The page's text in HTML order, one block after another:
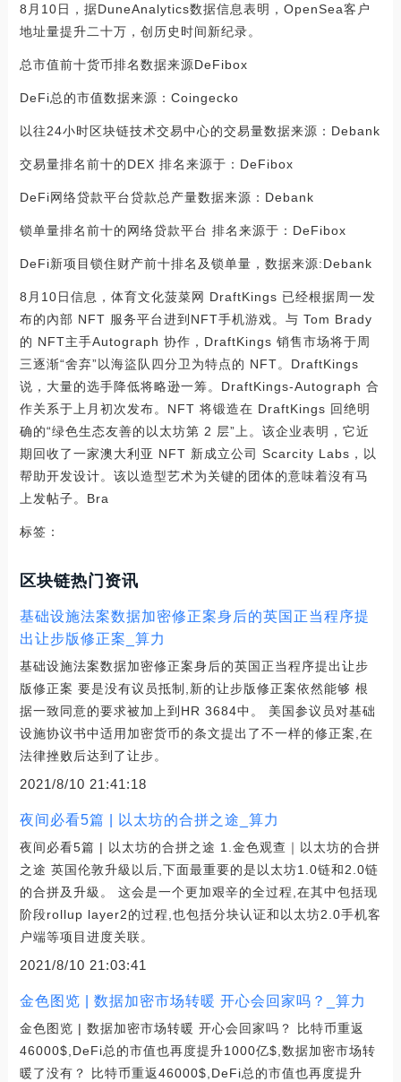
8月10日，据DuneAnalytics数据信息表明，OpenSea客户
地址量提升二十万，创历史时间新纪录。
总市值前十货币排名数据来源DeFibox
DeFi总的市值数据来源：Coingecko
以往24小时区块链技术交易中心的交易量数据来源：Debank
交易量排名前十的DEX 排名来源于：DeFibox
DeFi网络贷款平台贷款总产量数据来源：Debank
锁单量排名前十的网络贷款平台 排名来源于：DeFibox
DeFi新项目锁住财产前十排名及锁单量，数据来源:Debank
8月10日信息，体育文化菠菜网 DraftKings 已经根据周一发
布的內部 NFT 服务平台进到NFT手机游戏。与 Tom Brady
的 NFT主手Autograph 协作，DraftKings 销售市场将于周
三逐渐“舍弃”以海盜队四分卫为特点的 NFT。DraftKings
说，大量的选手降低将略逊一筹。DraftKings-Autograph 合
作关系于上月初次发布。NFT 将锻造在 DraftKings 回绝明
确的“绿色生态友善的以太坊第 2 层”上。该企业表明，它近
期回收了一家澳大利亚 NFT 新成立公司 Scarcity Labs，以
帮助开发设计。该以造型艺术为关键的团体的意味着沒有马
上发帖子。Bra
标签：
区块链热门资讯
基础设施法案数据加密修正案身后的英国正当程序提
出让步版修正案_算力
基础设施法案数据加密修正案身后的英国正当程序提出让步
版修正案 要是没有议员抵制,新的让步版修正案依然能够 根
据一致同意的要求被加上到HR 3684中。 美国参议员对基础
设施协议书中适用加密货币的条文提出了不一样的修正案,在
法律挫败后达到了让步。
2021/8/10 21:41:18
夜间必看5篇 | 以太坊的合拼之途_算力
夜间必看5篇 | 以太坊的合拼之途 1.金色观查｜以太坊的合拼
之途 英国伦敦升級以后,下面最重要的是以太坊1.0链和2.0链
的合拼及升級。 这会是一个更加艰辛的全过程,在其中包括现
阶段rollup layer2的过程,也包括分块认证和以太坊2.0手机客
户端等项目进度关联。
2021/8/10 21:03:41
金色图览 | 数据加密市场转暖 开心会回家吗？_算力
金色图览 | 数据加密市场转暖 开心会回家吗？ 比特币重返
46000$,DeFi总的市值也再度提升1000亿$,数据加密市场转
暖了没有？ 比特币重返46000$,DeFi总的市值也再度提升